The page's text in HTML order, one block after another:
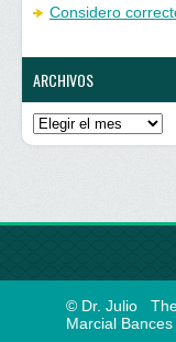
Considero
ARCHIVOS
Archivos
© Dr. Julio
Marcial Bances